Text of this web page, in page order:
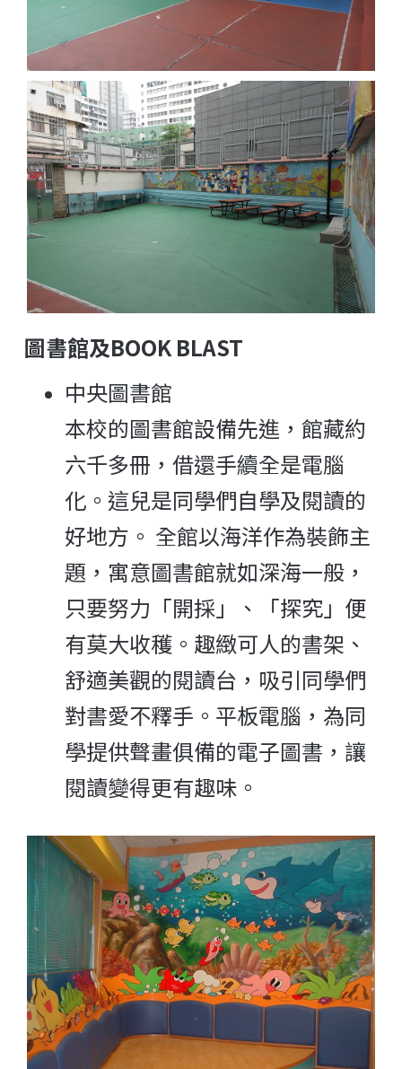
圖書館及BOOK BLAST
中央圖書館
本校的圖書館設備先進，館藏約
六千多冊，借還手續全是電腦
化。這兒是同學們自學及閱讀的
好地方。 全館以海洋作為裝飾主
題，寓意圖書館就如深海一般，
只要努力「開採」、「探究」便
有莫大收穫。趣緻可人的書架、
舒適美觀的閱讀台，吸引同學們
對書愛不釋手。平板電腦，為同
學提供聲畫俱備的電子圖書，讓
閱讀變得更有趣味。